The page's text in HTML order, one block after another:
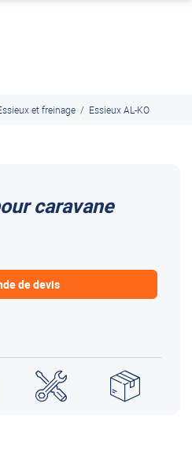
et freinage / Essieux AL-KO
caravane
de devis